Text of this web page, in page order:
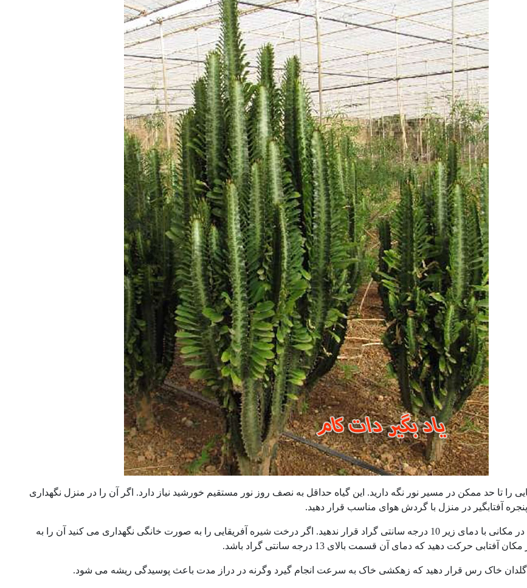
را تا حد ممکن در مسیر نور نگه دارید. این گیاه حداقل به نصف روز نور مستقیم خورشید نیاز دارد. اگر آن را در منزل نگهداری
آفتابگیر در منزل با گردش هوای مناسب قرار دهید.
هرگز این گیاه را در مکانی با دمای زیر 10 درجه سانتی گراد قرار ندهید. اگر درخت شیره آفریقایی را به صورت خانگی نگهداری می کنید آن را به
حرکت دهید که دمای آن قسمت بالای 13 درجه سانتی گراد باشد.
گلدان خاک رس قرار دهید که زهکشی خاک به سرعت انجام گیرد وگرنه در دراز مدت باعث پوسیدگی ریشه می شود.